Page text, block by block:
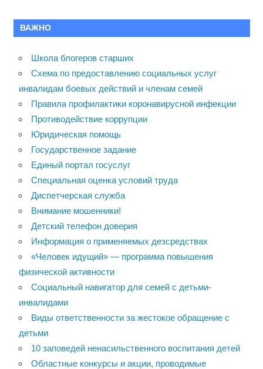
ВАЖНО
Школа блогеров старших
Схема по предоставлению социальных услуг
инвалидам боевых действий и членам семей
Правила профилактики коронавирусной инфекции
Противодействие коррупции
Юридическая помощь
Государственное задание
Единый портал госуслуг
Специальная оценка условий труда
Диспетчерская служба
Внимание мошенники!
Детский телефон доверия
Информация о применяемых дезсредствах
«Человек идущий» — программа повышения
физической активности
Социальный навигатор для семей с детьми-
инвалидами
Виды ответственности за жестокое обращение с
детьми
10 заповедей ненасильственного воспитания детей
Областные конкурсы и акции, проводимые